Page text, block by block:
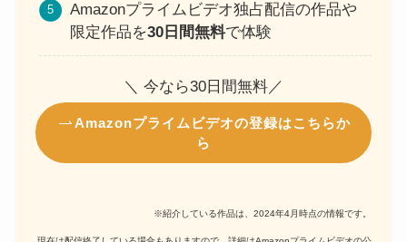
Amazonプライムビデオ独占配信の作品や
限定作品を30日間無料で体験
＼ 今なら30日間無料／
Amazonプライムビデオの登録はこちらか
ら
※紹介している作品は、2024年4月時点の情報です。